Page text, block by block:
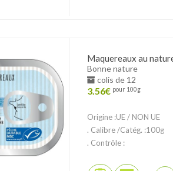
Maquereaux au
Bonne nature
colis de 12
3.56€ pour 100g
Origine :UE / NON UE
. Calibre /Catég. :100g
. Contrôle :